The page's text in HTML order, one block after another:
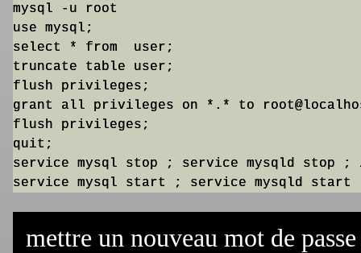
mysql -u root
use mysql;
select * from  user;
truncate table user;
flush privileges;
grant all privileges on *.* to
flush privileges;
quit;
service mysql stop ; service mysqld
mettre un nouveau mot de